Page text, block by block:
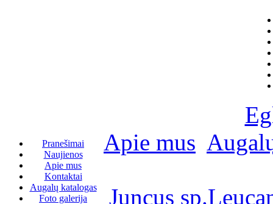
Pranešimai
Naujienos
Apie mus
Kontaktai
Augalų katalogas
Foto galerija
Apie mus
Juncus sp.